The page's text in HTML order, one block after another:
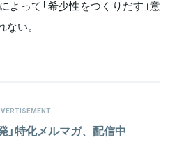
よって「希少性をつくりだす」意
い。
」特化メルマガ、配信中